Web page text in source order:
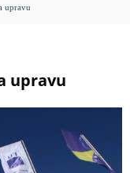
upravu
upravu